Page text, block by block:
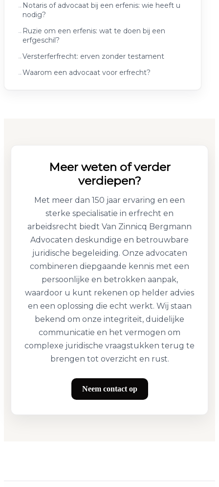
Notaris of advocaat bij een erfenis: wie heeft u
nodig?
Ruzie om een erfenis: wat te doen bij een
erfgeschil?
Versterferfrecht: erven zonder testament
Waarom een advocaat voor erfrecht?
Meer weten of verder
verdiepen?
Met meer dan 150 jaar ervaring en een
sterke specialisatie in erfrecht en
arbeidsrecht biedt Van Zinnicq Bergmann
Advocaten deskundige en betrouwbare
juridische begeleiding. Onze advocaten
combineren diepgaande kennis met een
persoonlijke en betrokken aanpak,
waardoor u kunt rekenen op helder advies
en een oplossing die echt werkt. Wij staan
bekend om onze integriteit, duidelijke
communicatie en het vermogen om
complexe juridische vraagstukken terug te
brengen tot overzicht en rust.
Neem contact op